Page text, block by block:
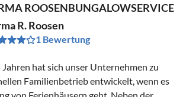
ROOSENBUNGALOWSERVICE
R. Roosen
1 Bewertung
hat sich unser Unternehmen zu
Familienbetrieb entwickelt, wenn es
von Ferienhäusern geht. Neben der